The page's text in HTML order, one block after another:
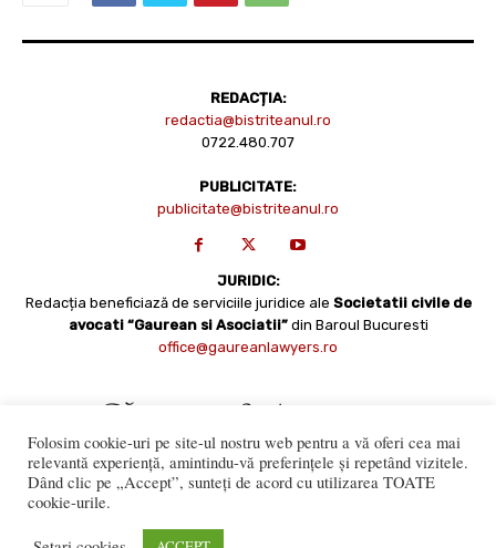
REDACȚIA:
redactia@bistriteanul.ro
0722.480.707
PUBLICITATE:
publicitate@bistriteanul.ro
JURIDIC:
Redacția beneficiază de serviciile juridice ale Societatii civile de
avocati “Gaurean si Asociatii” din Baroul Bucuresti
office@gaureanlawyers.ro
numai cu acordul expres al Bistriteanul.Ro. © Copyright 2008 -
Folosim cookie-uri pe site-ul nostru web pentru a vă oferi cea mai
relevantă experiență, amintindu-vă preferințele și repetând vizitele.
Dând clic pe „Accept”, sunteți de acord cu utilizarea TOATE
cookie-urile.